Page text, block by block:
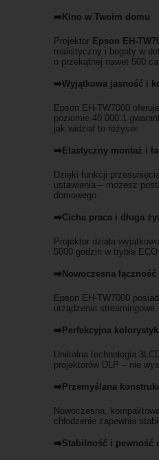
➡️Kino w Twoim domu
Projektor Epson EH-
realistyczny i bogaty w
o przekątnej nawet 500
➡️Wyjątkowa jasność i
Epson EH-TW7000
poziomie 40 000:1
jak widział to reżyser.
➡️Elastyczny montaż i
Dzięki funkcji
ustawienia – możesz
domowego.
➡️Cicha praca i długa
Projektor działa
5000 godzin w trybie
➡️Nowoczesna
Epson EH-TW7000
urządzenia
➡️Perfekcyjna
Unikalna technologia
projektorów DLP – nie
➡️Przemyślana
Nowoczesna,
chłodzenie zapewnia
➡️Stabilność i pewność